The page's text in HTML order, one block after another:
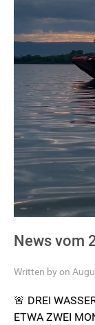
News vom
Written by on
🚨 DREI
ETWA ZWEI